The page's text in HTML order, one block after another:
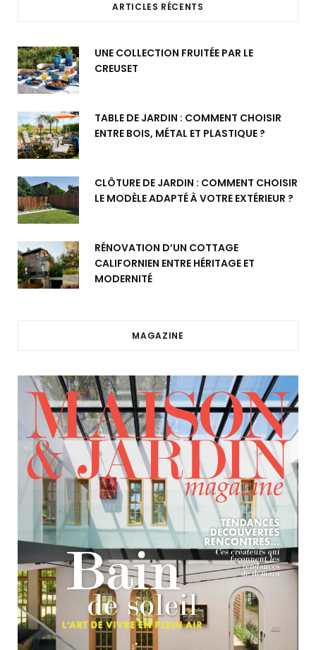
ARTICLES RÉCENTS
UNE COLLECTION FRUITÉE PAR LE
CREUSET
TABLE DE JARDIN : COMMENT CHOISIR
ENTRE BOIS, MÉTAL ET PLASTIQUE ?
CLÔTURE DE JARDIN : COMMENT CHOISIR
LE MODÈLE ADAPTÉ À VOTRE EXTÉRIEUR ?
RÉNOVATION D’UN COTTAGE
CALIFORNIEN ENTRE HÉRITAGE ET
MODERNITÉ
MAGAZINE